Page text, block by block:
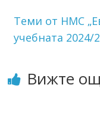
Теми от НМС
учебната 2024/
Вижте